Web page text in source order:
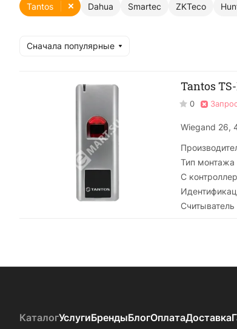
Dahua Smartec ZKTeco
Tantos
Сначала популярные
Tantos
0
Wiegand 26,
Тип монтажа
С
Считыватель
КаталогУслугиБрендыБлогОплатаДоставка